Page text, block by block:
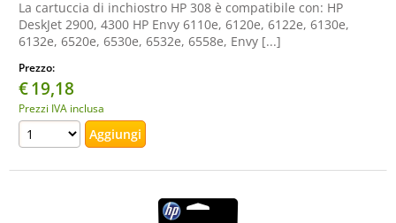
La cartuccia di inchiostro HP 308 è compatibile con: HP
DeskJet 2900, 4300 HP Envy 6110e, 6120e, 6122e, 6130e,
6132e, 6520e, 6530e, 6532e, 6558e, Envy [...]
Prezzo:
€19,18
Prezzi IVA inclusa